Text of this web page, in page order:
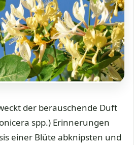
der berauschende Duft
spp.) Erinnerungen
einer Blüte abknipsten und